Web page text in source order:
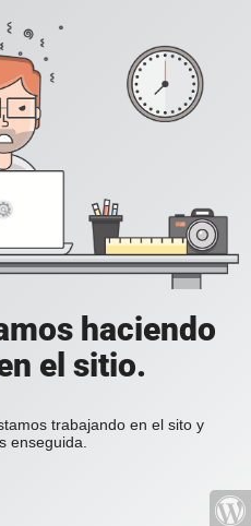
haciendo
el sitio.
trabajando en el sito y
enseguida.